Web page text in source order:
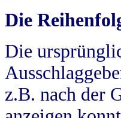
Die
Die
z.B. nach der